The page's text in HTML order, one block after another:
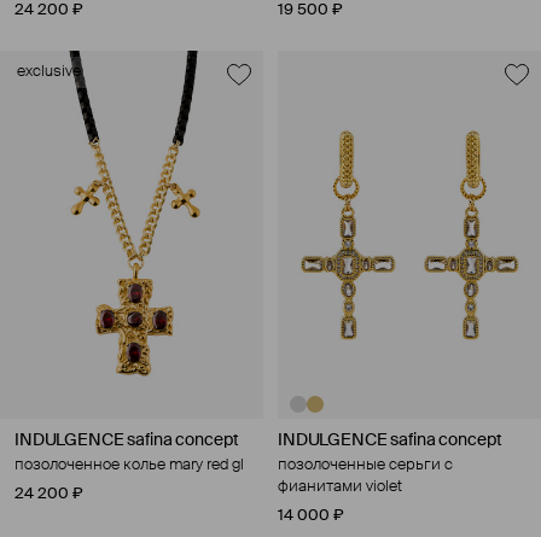
24 200 ₽
19 500 ₽
exclusive
INDULGENCE safina concept
позолоченное колье mary red gl
24 200 ₽
INDULGENCE safina concept
позолоченные серьги с
фианитами violet
14 000 ₽